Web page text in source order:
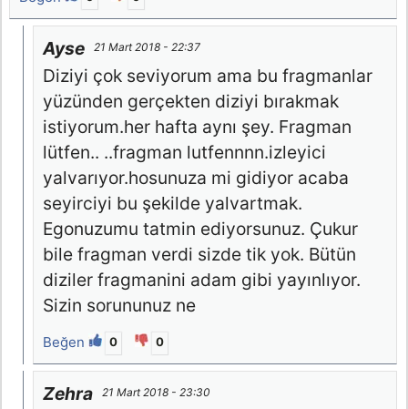
Ayse 21 Mart 2018 - 22:37
Diziyi çok seviyorum ama bu fragmanlar
yüzünden gerçekten diziyi bırakmak
istiyorum.her hafta aynı şey. Fragman
lütfen.. ..fragman lutfennnn.izleyici
yalvarıyor.hosunuza mi gidiyor acaba
seyirciyi bu şekilde yalvartmak.
Egonuzumu tatmin ediyorsunuz. Çukur
bile fragman verdi sizde tik yok. Bütün
diziler fragmanini adam gibi yayınlıyor.
Sizin sorununuz ne
Beğen 0 0
Zehra 21 Mart 2018 - 23:30